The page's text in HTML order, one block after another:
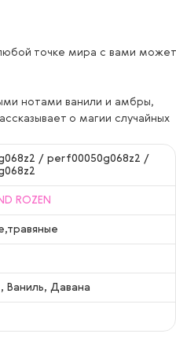
точке мира с вами может
нотами ванили и амбры,
о магии случайных
/ perf00050g068z2 /
ROZEN
Ваниль, Давана